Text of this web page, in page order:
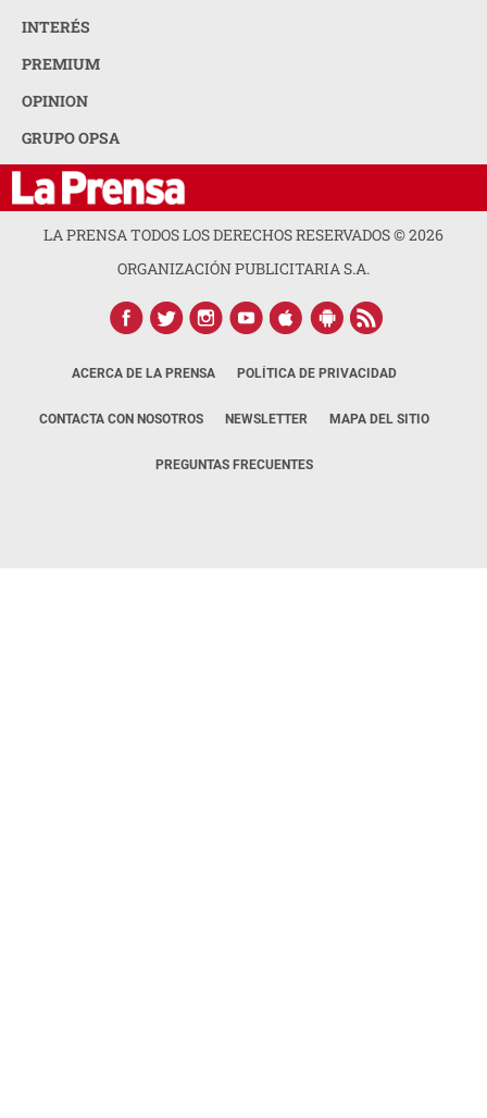
INTERÉS
PREMIUM
OPINION
GRUPO OPSA
LA PRENSA TODOS LOS DERECHOS RESERVADOS ©2026
ORGANIZACIÓN PUBLICITARIA S.A.
ACERCA DE LA PRENSA POLÍTICA DE PRIVACIDAD
CONTACTA CON NOSOTROS NEWSLETTER MAPA DEL SITIO
PREGUNTAS FRECUENTES